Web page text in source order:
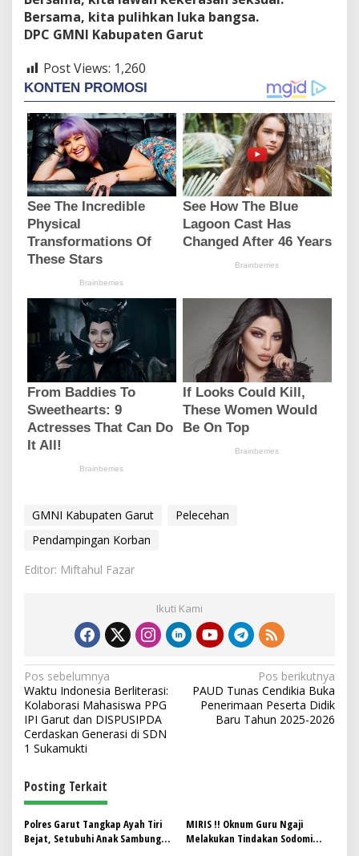
Bersama, kita pulihkan luka bangsa.
DPC GMNI Kabupaten Garut
Post Views: 1,260
GMNI Kabupaten Garut
Pelecehan
Pendampingan Korban
Editor: Miftahul Fazar
Ikuti Kami
N
a
v
i
a
s
i
Pos sebelumnya
Waktu Indonesia Berliterasi:
Kolaborasi Mahasiswa PPG
IPI Garut dan DISPUSIPDA
Cerdaskan Generasi di SDN
1 Sukamukti
Pos berikutnya
PAUD Tunas Cendikia Buka
Penerimaan Peserta Didik
Baru Tahun 2025-2026
Posting Terkait
Polres Garut Tangkap Ayah Tiri
Bejat, Setubuhi Anak Sambung
MIRIS !! Oknum Guru Ngaji
Melakukan Tindakan Sodomi